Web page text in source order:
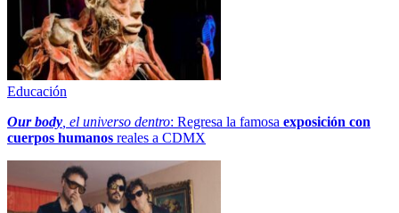
Educación
Our body , el universo dentro: Regresa la famosa exposición con
cuerpos humanos reales a CDMX